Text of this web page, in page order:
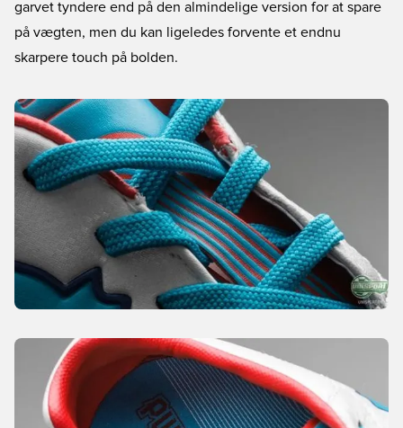
garvet tyndere end på den almindelige version for at spare
på vægten, men du kan ligeledes forvente et endnu
skarpere touch på bolden.